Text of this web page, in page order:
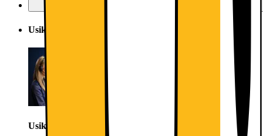
Usikker på hva du skal velge? Direkte hjelp fra butikk
Usikker på hva du skal velge? Direkte hjelp fra butikk